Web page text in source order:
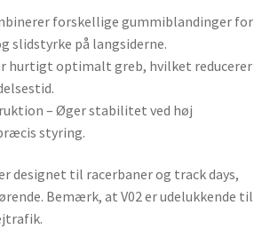
forskellige gummiblandinger for
slidstyrke på langsiderne.
hurtigt optimalt greb, hvilket reducerer
– Øger stabilitet ved høj
styring.
designet til racerbaner og track days,
Bemærk, at V02 er udelukkende til